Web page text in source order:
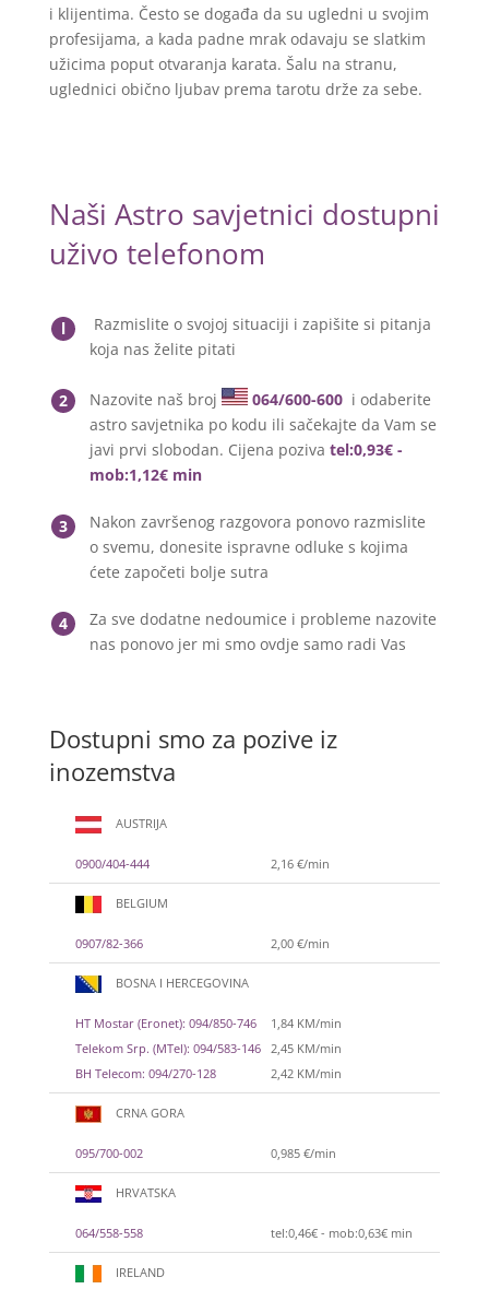
i klijentima. Često se događa da su ugledni u svojim
profesijama, a kada padne mrak odavaju se slatkim
užicima poput otvaranja karata. Šalu na stranu,
uglednici obično ljubav prema tarotu drže za sebe.
Naši Astro savjetnici dostupni
uživo telefonom
l
Razmislite o svojoj situaciji i zapišite si pitanja
koja nas želite pitati
2 Nazovite naš broj 064/600-600 i odaberite
astro savjetnika po kodu ili sačekajte da Vam se
javi prvi slobodan. Cijena poziva tel:0,93€ -
mob:1,12€ min
3
Nakon završenog razgovora ponovo razmislite
o svemu, donesite ispravne odluke s kojima
ćete započeti bolje sutra
4
Za sve dodatne nedoumice i probleme nazovite
nas ponovo jer mi smo ovdje samo radi Vas
Dostupni smo za pozive iz
inozemstva
AUSTRIJA
0900/404-444 2,16 €/min
BELGIUM
0907/82-366 2,00 €/min
BOSNA I HERCEGOVINA
HT Mostar (Eronet): 094/850-746
1,84 KM/min
Telekom Srp. (MTel): 094/583-146
2,45 KM/min
BH Telecom: 094/270-128
2,42 KM/min
CRNA GORA
095/700-002 0,985 €/min
HRVATSKA
064/558-558 tel:0,46€ - mob:0,63€ min
IRELAND